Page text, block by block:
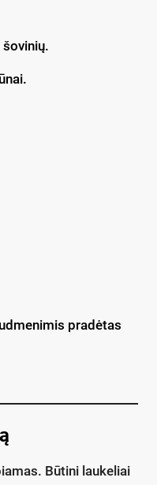
pradėtas
Būtini laukeliai